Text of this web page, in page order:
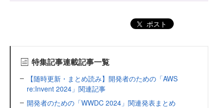
ポスト
特集記事連載記事一覧
【随時更新・まとめ読み】開発者のための「AWS
re:Invent 2024」関連記事
開発者のための「WWDC 2024」関連発表まとめ